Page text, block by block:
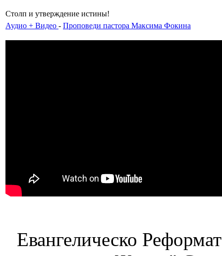
Столп и утверждение истины!
Аудио + Видео - Проповеди пастора Максима Фокина
Евангелическо